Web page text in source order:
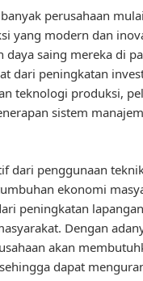
perusahaan
yang modern dan
daya saing mereka di
dari peningkatan
teknologi produksi,
sistem
dari penggunaan
ekonomi
peningkatan
Dengan
akan
dapat